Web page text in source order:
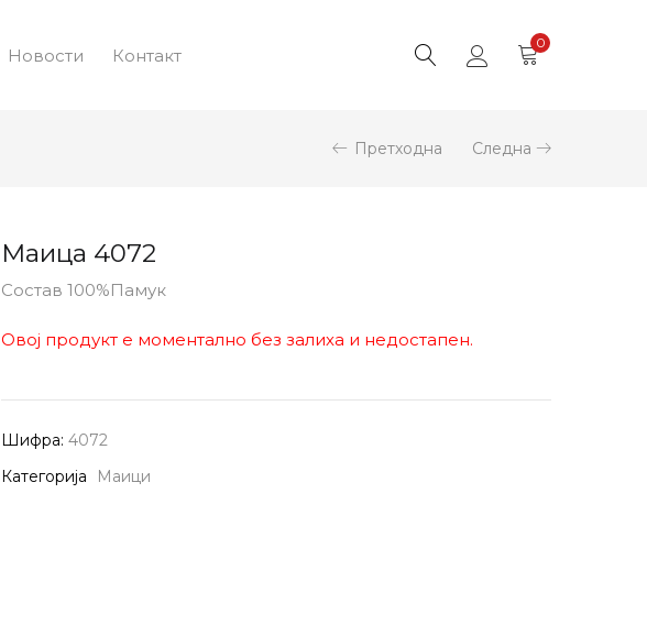
Новости Контакт
0
Претходна Следна
Маица 4072
Состав 100%Памук
Овој продукт е моментално без залиха и недостапен.
Шифра: 4072
Категорија
Маици